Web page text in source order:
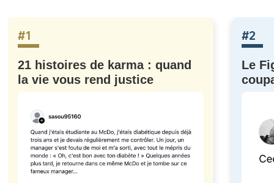
#1
21 histoires de karma : quand
la vie vous rend justice
#2
Le